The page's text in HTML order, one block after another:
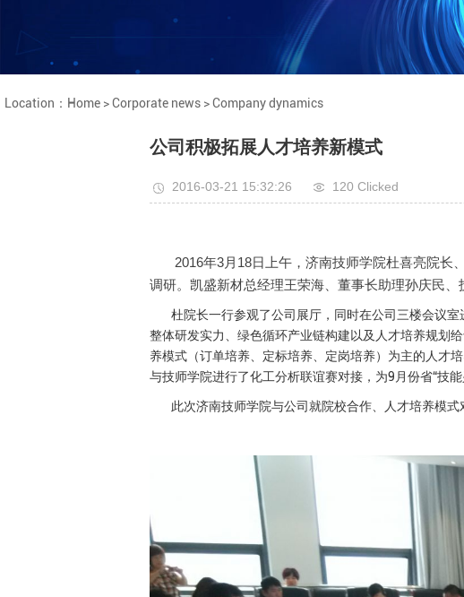
Location： Home >Corporate news >Company dynamics
公司积极拓展人才培养新模式
2016-03-21 15:32:26 120 Clicked
2016年3月18日上午，济南技师学院杜喜亮院长
调研。凯盛新材总经理王荣海、董事长助理孙庆民、
杜院长一行参观了公司展厅，同时在公司三楼会议室
整体研发实力、绿色循环产业链构建以及人才培养规划
养模式（订单培养、定标培养、定岗培养）为主的人才
与技师学院进行了化工分析联谊赛对接，为9月份省“技能
此次济南技师学院与公司就院校合作、人才培养模式